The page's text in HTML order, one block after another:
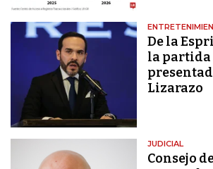
De la
la partida
Lizarazo
JUDICIAL
Consejo